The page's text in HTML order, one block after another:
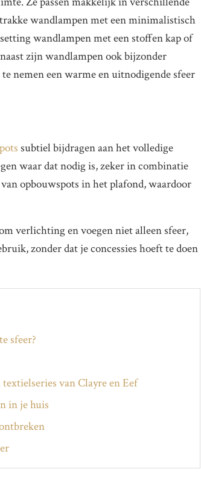
wandlampen met een minimalistisch
wandlampen met een stoffen kap of
zijn wandlampen ook bijzonder
nemen een warme en uitnodigende sfeer
subtiel bijdragen aan het volledige
waar dat nodig is, zeker in combinatie
opbouwspots in het plafond, waardoor
verlichting en voegen niet alleen sfeer,
zonder dat je concessies hoeft te doen
sfeer?
van Clayre en Eef
in je huis